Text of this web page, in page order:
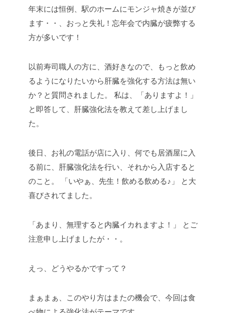
年末には恒例、駅のホームにモンジャ焼きが並び
ます・・、おっと失礼！忘年会で内臓が疲弊する
方が多いです！
以前寿司職人の方に、酒好きなので、もっと飲め
るようになりたいから肝臓を強化する方法は無い
か？と質問されました。
私は、「ありますよ！」
と即答して、肝臓強化法を教えて差し上げまし
た。
後日、お礼の電話が店に入り、何でも居酒屋に入
る前に、肝臓強化法を行い、それから入店すると
のこと。
「いやぁ、先生！飲める飲める♪」
と大
喜びされてました。
「あまり、無理すると内臓イカれますよ！」
とご
注意申し上げましたが・・。
えっ、どうやるかですって？
まぁまぁ、このやり方はまたの機会で、今回は食